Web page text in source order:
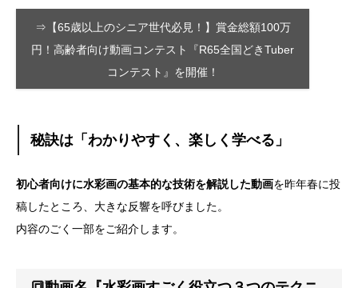
⇒【65歳以上のシニア世代必見！】賞金総額100万
円！高齢者向け動画コンテスト『R65全国どきTuber
コンテスト』を開催！
秘訣は「わかりやすく、楽しく学べる」
初心者向けに水彩画の基本的な技術を解説した動画を昨年春に投
稿したところ、大きな反響を呼びました。
内容のごく一部をご紹介します。